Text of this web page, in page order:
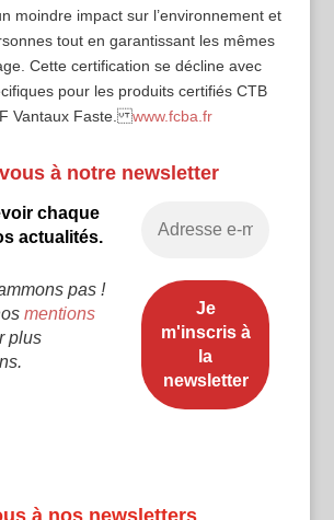
moindre impact sur l’environnement et
tout en garantissant les mêmes
Cette certification se décline avec
pour les produits certifiés CTB
Vantaux Faste.www.fcba.fr
à notre newsletter
chaque
actualités.
pas !
mentions
plus